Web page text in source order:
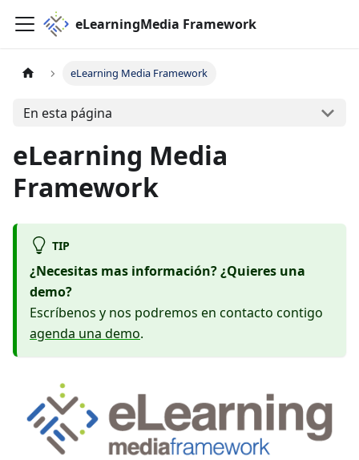
eLearningMedia Framework
eLearning Media Framework
En esta página
eLearning Media
Framework
TIP
¿Necesitas mas información? ¿Quieres una
demo?
Escríbenos y nos podremos en contacto contigo
agenda una demo.